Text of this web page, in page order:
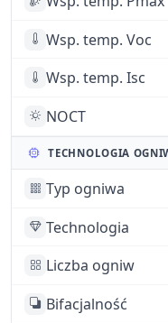
Wsp. temp. Voc
Wsp. temp. Isc
NOCT
TECHNOLOGIA
Typ ogniwa
Technologia
Liczba ogniw
Bifacjalność